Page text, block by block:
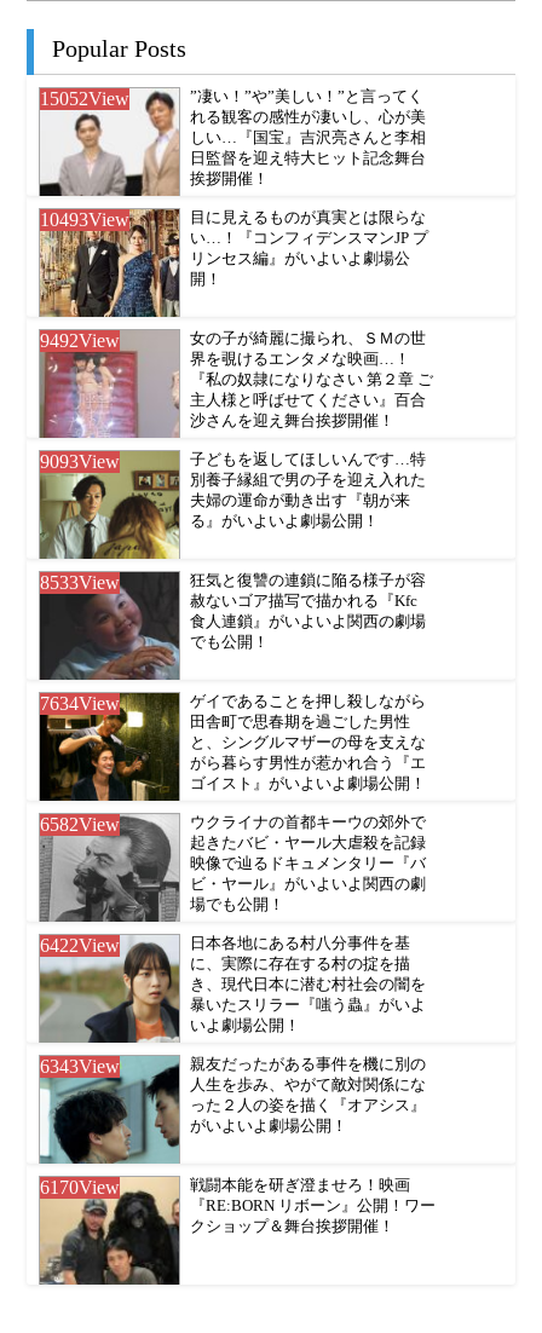
Popular Posts
15052View
”凄い！”や”美しい！”と言ってく
れる観客の感性が凄いし、心が美
しい…『国宝』吉沢亮さんと李相
日監督を迎え特大ヒット記念舞台
挨拶開催！
10493View
目に見えるものが真実とは限らな
い…！『コンフィデンスマンJP プ
リンセス編』がいよいよ劇場公
開！
9492View
女の子が綺麗に撮られ、ＳＭの世
界を覗けるエンタメな映画…！
『私の奴隷になりなさい 第２章 ご
主人様と呼ばせてください』百合
沙さんを迎え舞台挨拶開催！
9093View
子どもを返してほしいんです…特
別養子縁組で男の子を迎え入れた
夫婦の運命が動き出す『朝が来
る』がいよいよ劇場公開！
8533View
狂気と復讐の連鎖に陥る様子が容
赦ないゴア描写で描かれる『Kfc
食人連鎖』がいよいよ関西の劇場
でも公開！
7634View
ゲイであることを押し殺しながら
田舎町で思春期を過ごした男性
と、シングルマザーの母を支えな
がら暮らす男性が惹かれ合う『エ
ゴイスト』がいよいよ劇場公開！
6582View
ウクライナの首都キーウの郊外で
起きたバビ・ヤール大虐殺を記録
映像で辿るドキュメンタリー『バ
ビ・ヤール』がいよいよ関西の劇
場でも公開！
6422View
日本各地にある村八分事件を基
に、実際に存在する村の掟を描
き、現代日本に潜む村社会の闇を
暴いたスリラー『嗤う蟲』がいよ
いよ劇場公開！
6343View
親友だったがある事件を機に別の
人生を歩み、やがて敵対関係にな
った２人の姿を描く『オアシス』
がいよいよ劇場公開！
6170View
戦闘本能を研ぎ澄ませろ！映画
『RE:BORN リボーン』公開！ワー
クショップ＆舞台挨拶開催！